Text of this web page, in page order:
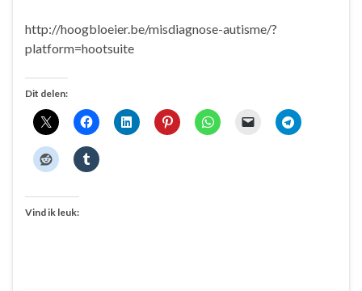
http://hoogbloeier.be/misdiagnose-autisme/?
platform=hootsuite
Dit delen:
Vind ik leuk: